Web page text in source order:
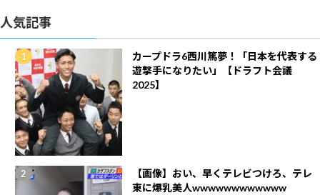
人気記事
カープドラ6西川篤夢！「日本を代表する
遊撃手になりたい」【ドラフト会議
2025】
【画像】おい、早くテレビつけろ、テレ
東に爆乳美人wwwwwwwwwwww